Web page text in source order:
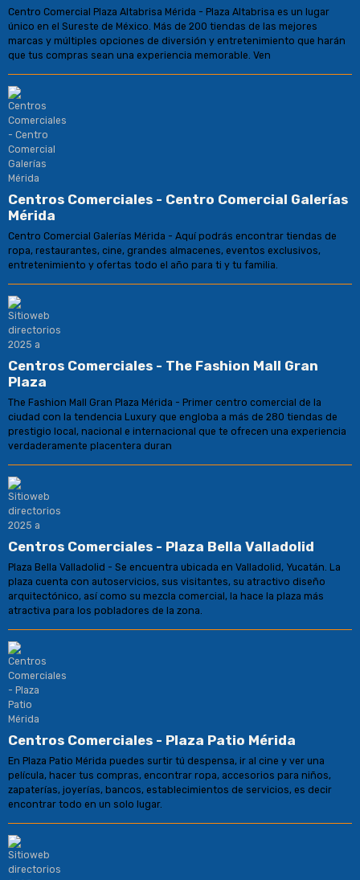
Centro Comercial Plaza Altabrisa Mérida - Plaza Altabrisa es un lugar
único en el Sureste de México. Más de 200 tiendas de las mejores
marcas y múltiples opciones de diversión y entretenimiento que harán
que tus compras sean una experiencia memorable. Ven
Centros Comerciales - Centro Comercial Galerías
Mérida
Centro Comercial Galerías Mérida - Aquí podrás encontrar tiendas de
ropa, restaurantes, cine, grandes almacenes, eventos exclusivos,
entretenimiento y ofertas todo el año para ti y tu familia.
Centros Comerciales - The Fashion Mall Gran
Plaza
The Fashion Mall Gran Plaza Mérida - Primer centro comercial de la
ciudad con la tendencia Luxury que engloba a más de 280 tiendas de
prestigio local, nacional e internacional que te ofrecen una experiencia
verdaderamente placentera duran
Centros Comerciales - Plaza Bella Valladolid
Plaza Bella Valladolid - Se encuentra ubicada en Valladolid, Yucatán. La
plaza cuenta con autoservicios, sus visitantes, su atractivo diseño
arquitectónico, así como su mezcla comercial, la hace la plaza más
atractiva para los pobladores de la zona.
Centros Comerciales - Plaza Patio Mérida
En Plaza Patio Mérida puedes surtir tú despensa, ir al cine y ver una
película, hacer tus compras, encontrar ropa, accesorios para niños,
zapaterías, joyerías, bancos, establecimientos de servicios, es decir
encontrar todo en un solo lugar.